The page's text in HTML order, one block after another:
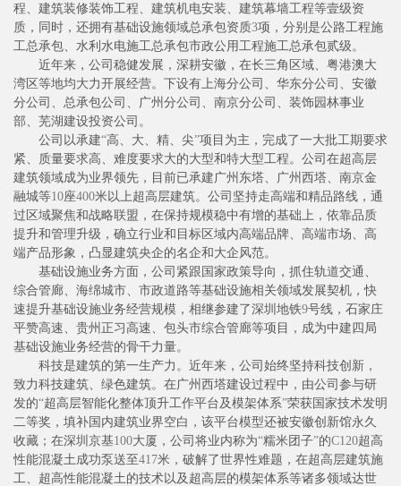
程、建筑装修装饰工程、建筑机电安装、建筑幕墙工程等壹级资
质，同时，还拥有基础设施领域总承包资质3项，分别是公路工程施
工总承包、水利水电施工总承包市政公用工程施工总承包贰级。
近年来，公司稳健发展，深耕安徽，在长三角区域、粤港澳大
湾区等地均大力开展经营。下设有上海分公司、华东分公司、安徽
分公司、总承包公司、广州分公司、南京分公司、装饰园林事业
部、芜湖建设投资公司。
公司以承建“高、大、精、尖”项目为主，完成了一大批工期要求
紧、质量要求高、难度要求大的大型和特大型工程。公司在超高层
建筑领域成为业界领先，目前已承建广州东塔、广州西塔、南京金
融城等10座400米以上超高层建筑。公司坚持走高端和精品路线，通
过区域聚焦和战略联盟，在保持规模稳中有增的基础上，依靠品质
提升和管理升级，确立行业和目标区域内高端品牌、高端市场、高
端产品形象，凸显建筑央企的名企和大企风范。
基础设施业务方面，公司紧跟国家政策导向，抓住轨道交通、
综合管廊、海绵城市、市政道路等基础设施相关领域发展契机，快
速提升基础设施业务经营规模，相继参建了深圳地铁9号线，石家庄
平赞高速、贵州正习高速、包头市综合管廊等项目，成为中建四局
基础设施业务经营的骨干力量。
科技是建筑的第一生产力。近年来，公司始终坚持科技创新，
致力科技建筑、绿色建筑。在广州西塔建设过程中，由公司参与研
发的“超高层智能化整体顶升工作平台及模架体系”荣获国家技术发明
二等奖，填补国内建筑业界空白，该平台模型还被安徽创新馆永久
收藏；在深圳京基100大厦，公司将业内称为“糯米团子”的C120超高
性能混凝土成功泵送至417米，破解了世界性难题，在超高层建筑施
工、超高性能混凝土的技术以及超高层的模架体系等诸多领域达世